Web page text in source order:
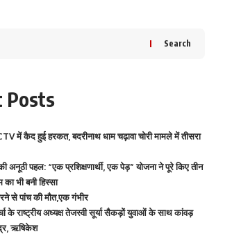
Search
Posts
में कैद हुई हरकत, बदरीनाथ धाम चढ़ावा चोरी मामले में तीसरा
अनूठी पहल: “एक प्रशिक्षणार्थी, एक पेड़” योजना ने पूरे किए तीन
भी बनी हिस्सा
से पांच की मौत,एक गंभीर
के राष्ट्रीय अध्यक्ष तेजस्वी सूर्या सैकड़ों युवाओं के साथ कांवड़
ऋषिकेश